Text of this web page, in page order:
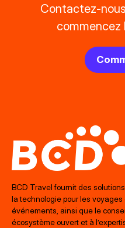
Contactez-
commencez
BCD Travel fournit des
la technologie pour les voyages
événements, ainsi que le
écosystème ouvert et à